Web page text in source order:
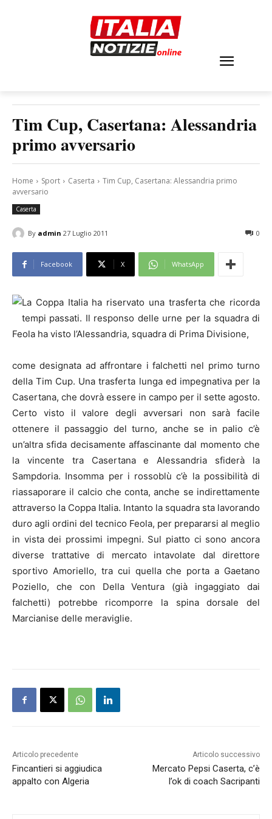
Tim Cup, Casertana: Alessandria
primo avversario
Home Sport Caserta
Tim Cup, Casertana: Alessandria primo
avversario
Caserta
By admin 27 Luglio 2011 0
Facebook X WhatsApp
La Coppa Italia ha riservato una trasferta che ricorda
tempi passati. Il responso delle urne per la squadra di
Feola ha visto l’Alessandria, squadra di Prima Divisione,
come designata ad affrontare i falchetti nel primo turno
della Tim Cup. Una trasferta lunga ed impegnativa per la
Casertana, che dovrà essere in campo per il sette agosto.
Certo visto il valore degli avversari non sarà facile
ottenere il passaggio del turno, anche se in palio c’è
un’altra sfida decisamente affascinante dal momento che
la vincente tra Casertana e Alessandria sfiderà la
Sampdoria. Insomma per i rossoblù c’è la possibilità di
riassaporare il calcio che conta, anche se indirettamente
attraverso la Coppa Italia. Intanto la squadra sta lavorando
duro agli ordini del tecnico Feola, per prepararsi al meglio
in vista dei prossimi impegni. Sul piatto ci sono ancora
diverse trattative di mercato intavolate dal direttore
sportivo Amoriello, tra cui quella che porta a Gaetano
Poziello, che con Della Ventura (già ingaggiato dai
falchetti) potrebbe ricomporre la spina dorsale del
Marcianise delle meraviglie.
Articolo precedente
Fincantieri si aggiudica
appalto con Algeria
Articolo successivo
Mercato Pepsi Caserta, c’è
l’ok di coach Sacripanti